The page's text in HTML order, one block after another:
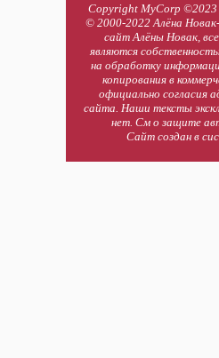
Copyright MyCorp
© 2000-2022 Алёна
сайт Алёны Новак,
являются
на обработку
копирования в
официально согласия
сайта. Наши тексты
нет. См о защите
Сайт создан в